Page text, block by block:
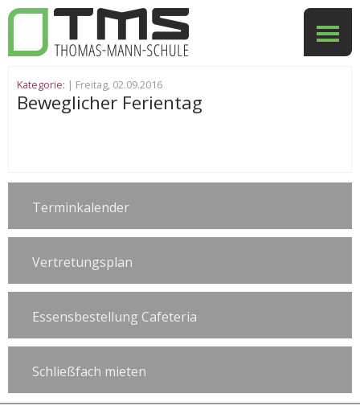
Kategorie: | Freitag, 02.09.2016
Beweglicher Ferientag
Terminkalender
Vertretungsplan
Essensbestellung Cafeteria
Schließfach mieten